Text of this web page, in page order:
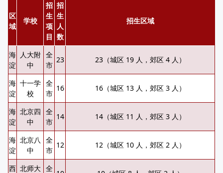
区
域
学校
招
生
项
目
招
生
人
数
招生区域
海
淀
人大附
中
全
市
23 23（城区 19 人，郊区 4 人）
海
淀
十一学
校
全
市
16 16（城区 13 人，郊区 3 人）
海
淀
北京四
中
全
市
14 14（城区 11 人，郊区 3 人）
海
淀
北京八
中
全
市
12 12（城区 10 人，郊区 2 人）
西 北师大 全